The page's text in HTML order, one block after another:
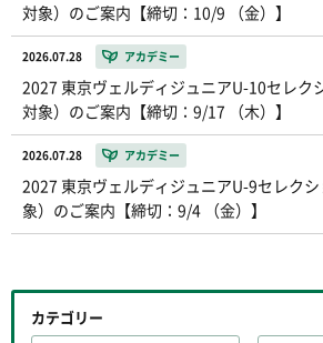
対象）のご案内【締切：10/9 （金）】
2026.07.28 アカデミー
2027 東京ヴェルディジュニアU-10セレク
対象）のご案内【締切：9/17 （木）】
2026.07.28 アカデミー
2027 東京ヴェルディジュニアU-9セレク
象）のご案内【締切：9/4 （金）】
カテゴリー